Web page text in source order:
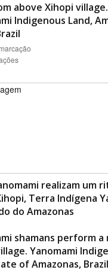
above Xihopi village.
Indigenous Land,
realizam um
Terra Indígena
do Amazonas
shamans perform
Yanomami
of Amazonas, Brazil